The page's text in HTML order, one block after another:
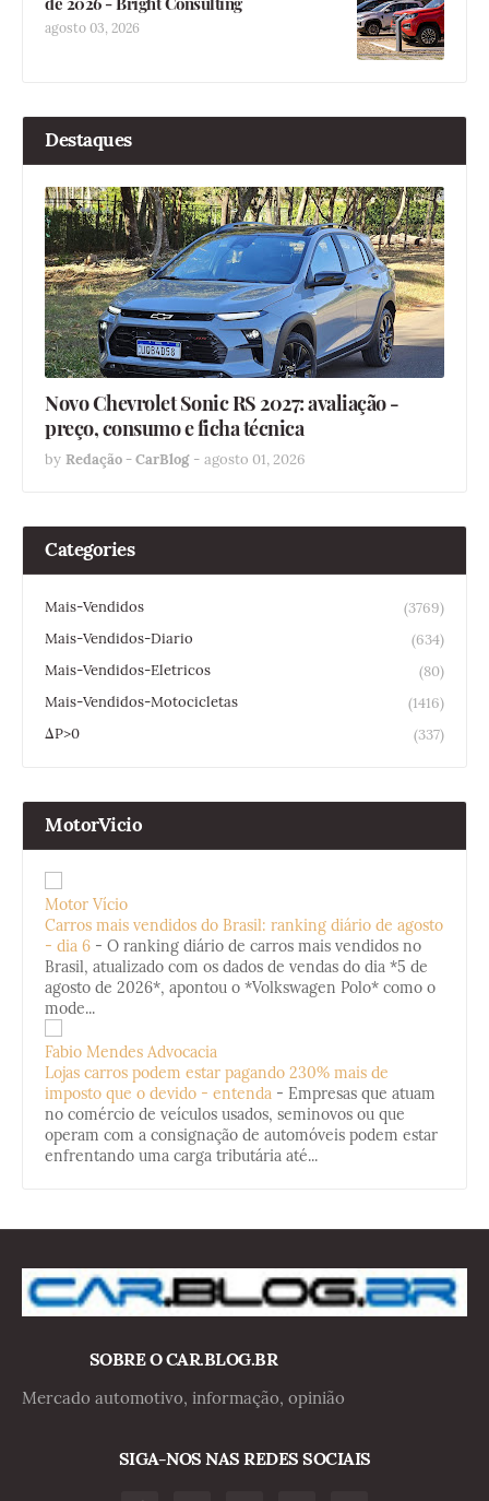
agosto 03, 2026
Destaques
Novo Chevrolet Sonic RS 2027: avaliação -
preço, consumo e ficha técnica
by Redação - CarBlog - agosto 01, 2026
Categories
Mais-Vendidos
(3769)
Mais-Vendidos-Diario
(634)
Mais-Vendidos-Eletricos
(80)
Mais-Vendidos-Motocicletas
(1416)
ΔP>0
(337)
MotorVicio
Motor Vício
Carros mais vendidos do Brasil: ranking diário de agosto
- dia 6 - O ranking diário de carros mais vendidos no
Brasil, atualizado com os dados de vendas do dia *5 de
agosto de 2026*, apontou o *Volkswagen Polo* como o
mode...
Fabio Mendes Advocacia
Lojas carros podem estar pagando 230% mais de
imposto que o devido - entenda - Empresas que atuam
no comércio de veículos usados, seminovos ou que
operam com a consignação de automóveis podem estar
enfrentando uma carga tributária até...
SOBRE O CAR.BLOG.BR
Mercado automotivo, informação, opinião
SIGA-NOS NAS REDES SOCIAIS